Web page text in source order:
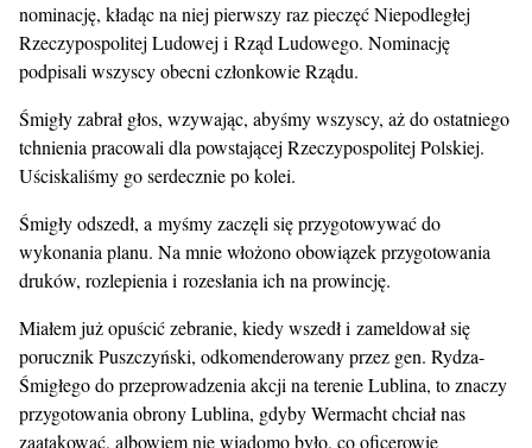
nominację, kładąc na niej pierwszy raz pieczęć Niepodległej
Rzeczypospolitej Ludowej i Rząd Ludowego. Nominację
podpisali wszyscy obecni członkowie Rządu.
Śmigły zabrał głos, wzywając, abyśmy wszyscy, aż do ostatniego
tchnienia pracowali dla powstającej Rzeczypospolitej Polskiej.
Uściskaliśmy go serdecznie po kolei.
Śmigły odszedł, a myśmy zaczęli się przygotowywać do
wykonania planu. Na mnie włożono obowiązek przygotowania
druków, rozlepienia i rozesłania ich na prowincję.
Miałem już opuścić zebranie, kiedy wszedł i zameldował się
porucznik Puszczyński, odkomenderowany przez gen. Rydza-
Śmigłego do przeprowadzenia akcji na terenie Lublina, to znaczy
przygotowania obrony Lublina, gdyby Wermacht chciał nas
zaatakować, albowiem nie wiadomo było, co oficerowie